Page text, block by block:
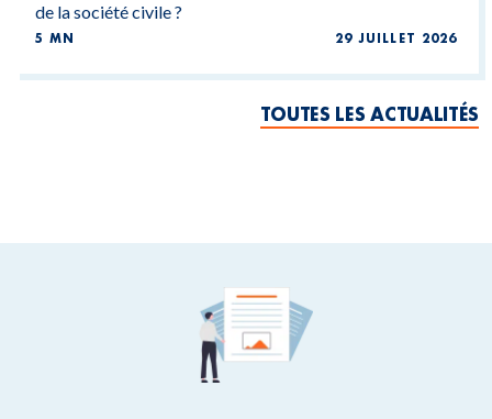
de la société civile ?
5 MN 29 JUILLET 2026
TOUTES LES ACTUALITÉS